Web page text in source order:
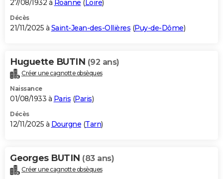
27/08/1932 à Roanne ( Loire)
Décès
21/11/2025 à Saint-Jean-des-Ollières (Puy-de-Dôme)
Huguette BUTIN (92 ans)
Créer une cagnotte obsèques
Naissance
01/08/1933 à Paris (Paris)
Décès
12/11/2025 à Dourgne (Tarn)
Georges BUTIN (83 ans)
Créer une cagnotte obsèques